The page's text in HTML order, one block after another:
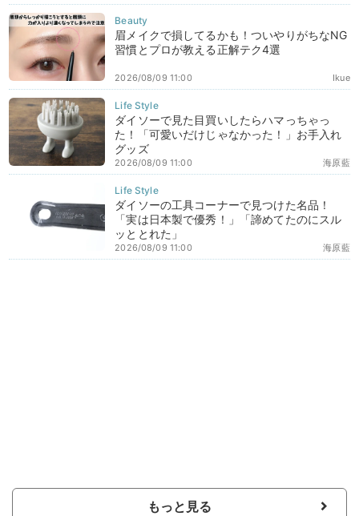
眉メイクで損してるかも！ついやりがちなNG
習慣とプロが教える正解テク4選
Ikue
2026/08/09 11:00
ダイソーで見た目買いしたらハマっちゃっ
た！「可愛いだけじゃなかった！」お手入れ
グッズ
海原藍
2026/08/09 11:00
ダイソーの工具コーナーで見つけた名品！
「実は日本製で優秀！」「諦めてたのにスル
ッととれた」
海原藍
2026/08/09 11:00
もっと見る